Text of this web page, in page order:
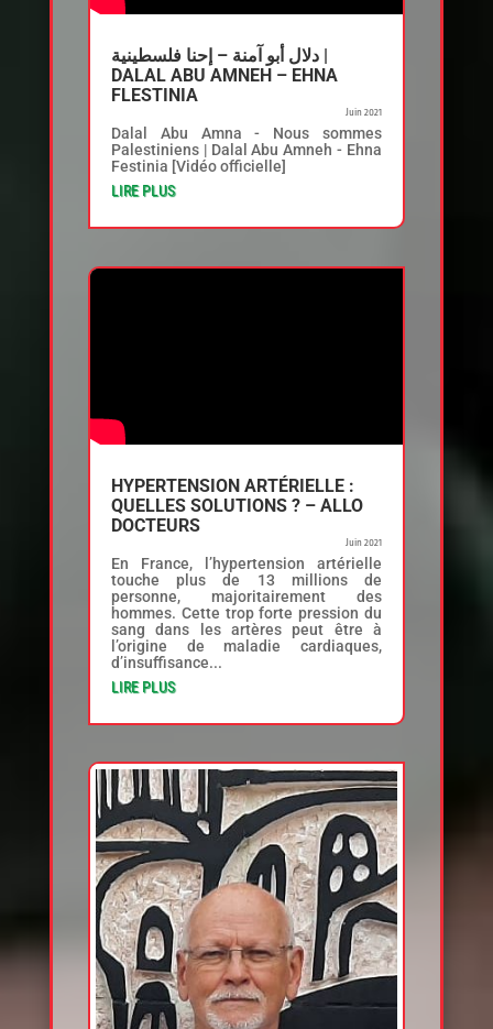
دلال أبو آمنة – إحنا فلسطينية |
DALAL ABU AMNEH – EHNA
FLESTINIA
Juin 2021
Dalal Abu Amna - Nous sommes
Palestiniens | Dalal Abu Amneh - Ehna
Festinia [Vidéo officielle]
LIRE PLUS
HYPERTENSION ARTÉRIELLE :
QUELLES SOLUTIONS ? – ALLO
DOCTEURS
Juin 2021
En France, l’hypertension artérielle
touche plus de 13 millions de
personne, majoritairement des
hommes. Cette trop forte pression du
sang dans les artères peut être à
l’origine de maladie cardiaques,
d’insuffisance...
LIRE PLUS